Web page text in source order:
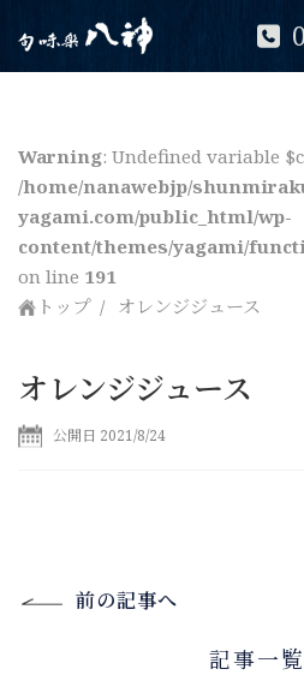
Warning: Undefined variable
/home/nanawebjp/
yagami.com/public_html/wp-
content/themes/yagami/
on line 191
トップ
オレンジジュース
オレンジジュース
公開日 2021/8/24
前の記事へ
記事一